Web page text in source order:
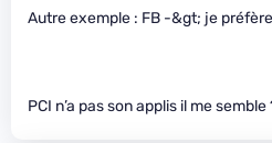
Autre exemple : FB -&gt; je
PCI n’a pas son applis il me semble